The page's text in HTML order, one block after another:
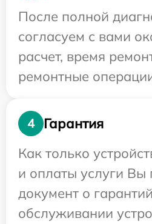
После полной
согласуем с вами
расчет, время
ремонтные
4
Гарантия
Как только
и оплаты услуги Вы
документ о
обслуживании